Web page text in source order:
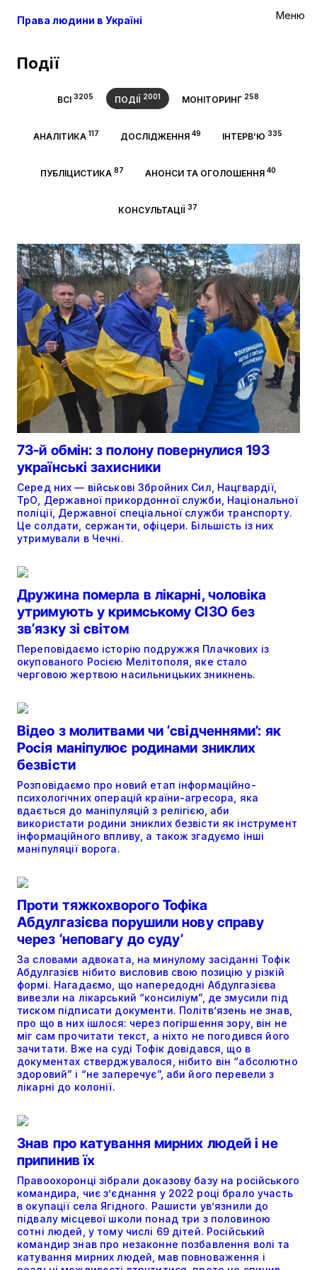
Меню
Права людини в Україні
Події
ВСІ3205 ПОДІЇ2001 МОНІТОРИНГ258
АНАЛІТИКА 117 ДОСЛІДЖЕННЯ 49 ІНТЕРВ’Ю 335
ПУБЛІЦИСТИКА 87 АНОНСИ ТА ОГОЛОШЕННЯ40
КОНСУЛЬТАЦІЇ 37
73-й обмін: з полону повернулися 193
українські захисники
Серед них — військові Збройних Сил, Нацгвардії,
ТрО, Державної прикордонної служби, Національної
поліції, Державної спеціальної служби транспорту.
Це солдати, сержанти, офіцери. Більшість із них
утримували в Чечні.
Дружина померла в лікарні, чоловіка
утримують у кримському СІЗО без
звʼязку зі світом
Переповідаємо історію подружжя Плачкових із
окупованого Росією Мелітополя, яке стало
черговою жертвою насильницьких зникнень.
Відео з молитвами чи ‘свідченнями’: як
Росія маніпулює родинами зниклих
безвісти
Розповідаємо про новий етап інформаційно-
психологічних операцій країни-агресора, яка
вдається до маніпуляцій з релігією, аби
використати родини зниклих безвісти як інструмент
інформаційного впливу, а також згадуємо інші
маніпуляції ворога.
Проти тяжкохворого Тофіка
Абдулгазієва порушили нову справу
через ‘неповагу до суду’
За словами адвоката, на минулому засіданні Тофік
Абдулгазієв нібито висловив свою позицію у різкій
формі. Нагадаємо, що напередодні Абдулгазієва
вивезли на лікарський “консиліум”, де змусили під
тиском підписати документи. Політвʼязень не знав,
про що в них ішлося: через погіршення зору, він не
міг сам прочитати текст, а ніхто не погодився його
зачитати. Вже на суді Тофік довідався, що в
документах стверджувалося, нібито він “абсолютно
здоровий” і “не заперечує”, аби його перевели з
лікарні до колонії.
Знав про катування мирних людей і не
припинив їх
Правоохоронці зібрали доказову базу на російського
командира, чиє з’єднання у 2022 році брало участь
в окупації села Ягідного. Рашисти ув’язнили до
підвалу місцевої школи понад три з половиною
сотні людей, у тому числі 69 дітей. Російський
командир знав про незаконне позбавлення волі та
катування мирних людей, мав повноваження і